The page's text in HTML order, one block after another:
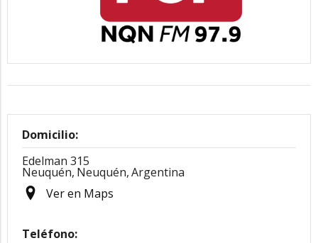
Domicilio:
Edelman 315
Neuquén, Neuquén,Argentina
Ver en Maps
Teléfono: